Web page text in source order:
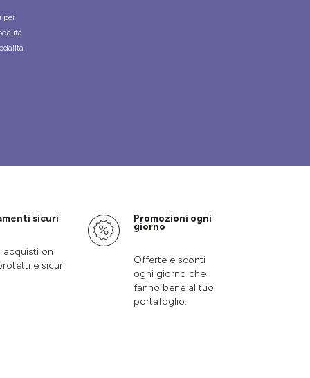
per
sicuri
acquisti on
e sicuri.
Promozioni ogni
giorno
Offerte e sconti
ogni giorno che
fanno bene al tuo
portafoglio.